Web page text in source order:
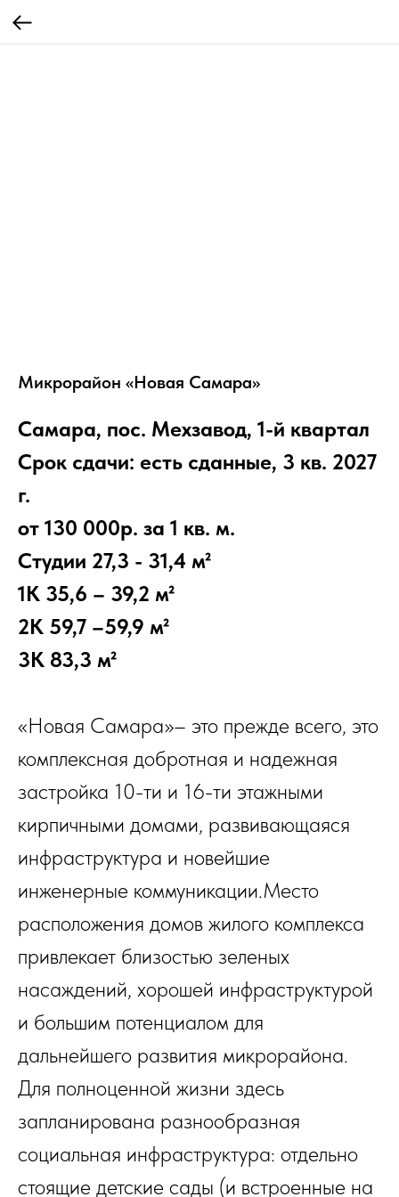
Микрорайон «Новая Самара»
Самара, пос. Мехзавод, 1-й квартал
Срок сдачи: есть сданные, 3 кв. 2027
г.
от 130 000р. за 1 кв. м.
Студии 27,3 - 31,4 м²
1К 35,6 – 39,2 м²
2К 59,7 –59,9 м²
3К 83,3 м²
«Новая Самара»– это прежде всего, это
комплексная добротная и надежная
застройка 10-ти и 16-ти этажными
кирпичными домами, развивающаяся
инфраструктура и новейшие
инженерные коммуникации.Место
расположения домов жилого комплекса
привлекает близостью зеленых
насаждений, хорошей инфраструктурой
и большим потенциалом для
дальнейшего развития микрорайона.
Для полноценной жизни здесь
запланирована разнообразная
социальная инфраструктура: отдельно
стоящие детские сады (и встроенные на